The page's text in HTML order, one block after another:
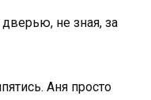
не зная, за
Аня просто